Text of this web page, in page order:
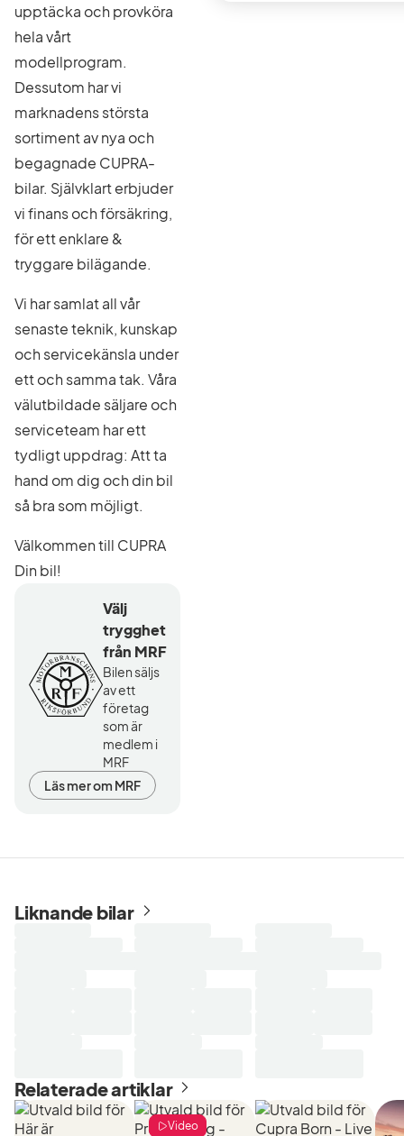
upptäcka och provköra
hela vårt
modellprogram.
Dessutom har vi
marknadens största
sortiment av nya och
begagnade CUPRA-
bilar. Självklart erbjuder
vi finans och försäkring,
för ett enklare &
tryggare bilägande.
Vi har samlat all vår
senaste teknik, kunskap
och servicekänsla under
ett och samma tak. Våra
välutbildade säljare och
serviceteam har ett
tydligt uppdrag: Att ta
hand om dig och din bil
så bra som möjligt.
Välkommen till CUPRA
Din bil!
Välj
trygghet
från MRF
Bilen säljs
av ett
företag
som är
medlem i
MRF
Läs mer om MRF
Liknande bilar
Relaterade artiklar
Video